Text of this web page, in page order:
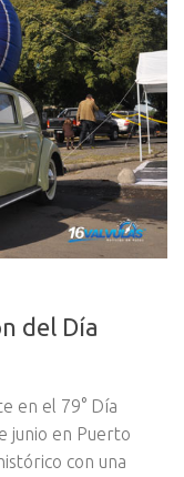
del Día
en el 79° Día
junio en Puerto
con una